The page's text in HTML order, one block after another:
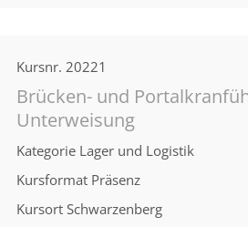
Kursnr. 20221
Brücken- und
Unterweisung
Kategorie Lager und Logistik
Kursformat Präsenz
Kursort Schwarzenberg